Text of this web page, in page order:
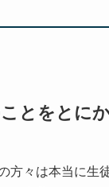
とをとに
々は本当に生